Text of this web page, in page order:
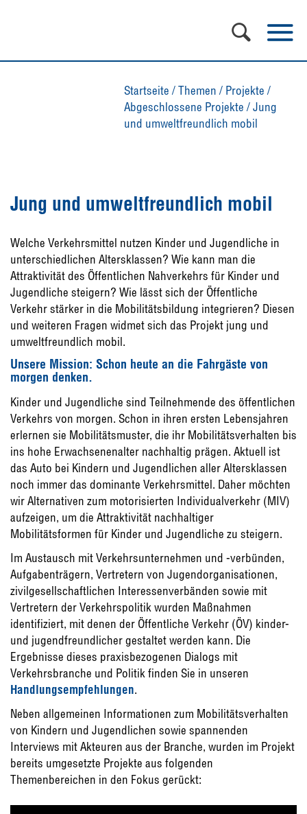
Startseite /Themen / Projekte /
Abgeschlossene Projekte /Jung
und umweltfreundlich mobil
Jung und umweltfreundlich mobil
Welche Verkehrsmittel nutzen Kinder und Jugendliche in
unterschiedlichen Altersklassen? Wie kann man die
Attraktivität des Öffentlichen Nahverkehrs für Kinder und
Jugendliche steigern? Wie lässt sich der Öffentliche
Verkehr stärker in die Mobilitätsbildung integrieren? Diesen
und weiteren Fragen widmet sich das Projekt jung und
umweltfreundlich mobil.
Unsere Mission: Schon heute an die Fahrgäste von
morgen denken.
Kinder und Jugendliche sind Teilnehmende des öffentlichen
Verkehrs von morgen. Schon in ihren ersten Lebensjahren
erlernen sie Mobilitätsmuster, die ihr Mobilitätsverhalten bis
ins hohe Erwachsenenalter nachhaltig prägen. Aktuell ist
das Auto bei Kindern und Jugendlichen aller Altersklassen
noch immer das dominante Verkehrsmittel. Daher möchten
wir Alternativen zum motorisierten Individualverkehr (MIV)
aufzeigen, um die Attraktivität nachhaltiger
Mobilitätsformen für Kinder und Jugendliche zu steigern.
Im Austausch mit Verkehrsunternehmen und -verbünden,
Aufgabenträgern, Vertretern von Jugendorganisationen,
zivilgesellschaftlichen Interessenverbänden sowie mit
Vertretern der Verkehrspolitik wurden Maßnahmen
identifiziert, mit denen der Öffentliche Verkehr (ÖV) kinder-
und jugendfreundlicher gestaltet werden kann. Die
Ergebnisse dieses praxisbezogenen Dialogs mit
Verkehrsbranche und Politik finden Sie in unseren
Handlungsempfehlungen.
Neben allgemeinen Informationen zum Mobilitätsverhalten
von Kindern und Jugendlichen sowie spannenden
Interviews mit Akteuren aus der Branche, wurden im Projekt
bereits umgesetzte Projekte aus folgenden
Themenbereichen in den Fokus gerückt: